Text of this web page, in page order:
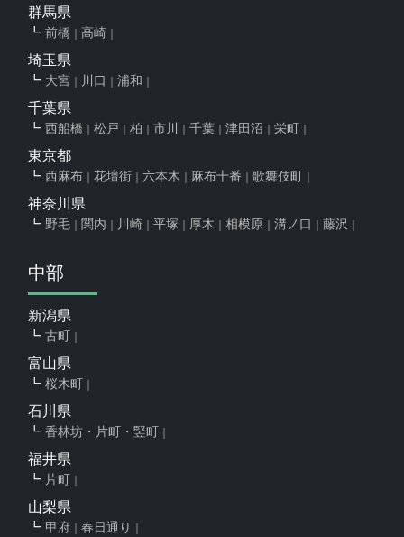
群馬県
前橋 高崎
埼玉県
大宮 川口 浦和
千葉県
西船橋 松戸 柏 市川 千葉 津田沼 栄町
東京都
西麻布 花壇街 六本木 麻布十番 歌舞伎町
神奈川県
野毛 関内 川崎 平塚 厚木 相模原 溝ノ口 藤沢
中部
新潟県
古町
富山県
桜木町
石川県
香林坊・片町・竪町
福井県
片町
山梨県
甲府 春日通り